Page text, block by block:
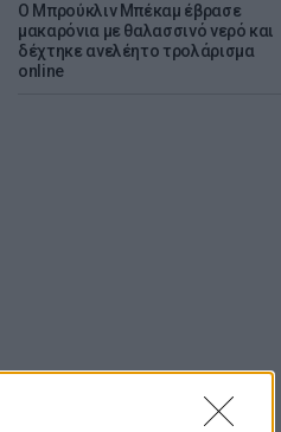
Ο Μπρούκλιν Μπέκαμ έβρασε
μακαρόνια με θαλασσινό νερό και
δέχτηκε ανελέητο τρολάρισμα
online